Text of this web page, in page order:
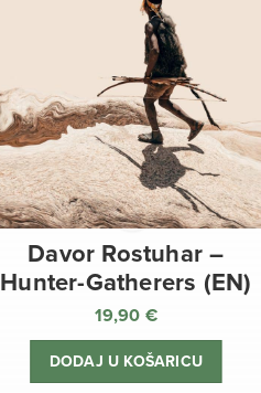
Davor Rostuhar –
Hunter-Gatherers (EN)
19,90 €
DODAJ U KOŠARICU